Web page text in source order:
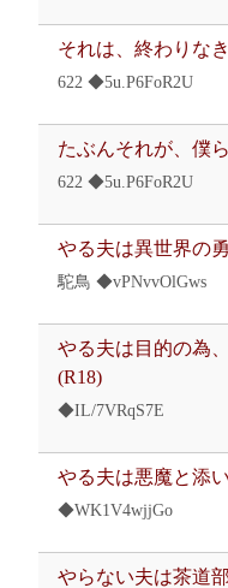
それは、終わりな
622 ◆5u.P6FoR2U
たぶんそれが、僕
622 ◆5u.P6FoR2U
やる夫は異世界の
駝鳥 ◆vPNvvOlGws
やる夫は目的の為
(R18)
◆IL/7VRqS7E
やる夫は悪魔と添
◆WK1V4wjjGo
やらない夫は茶道